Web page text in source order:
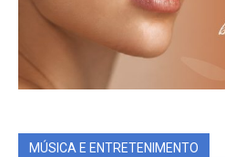
MÚSICA E ENTRETENIMENTO